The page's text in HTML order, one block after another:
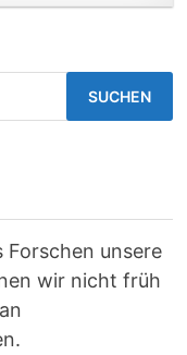
Forschen unsere
wir nicht früh